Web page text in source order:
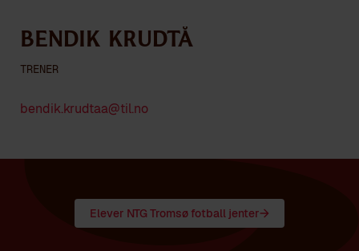
Bendik Krudtå
TRENER
bendik.krudtaa@til.no
Elever NTG Tromsø fotball jenter